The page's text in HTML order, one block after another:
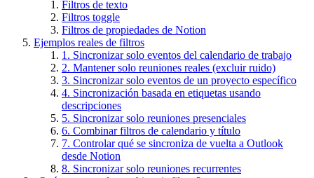
Filtros de texto
Filtros toggle
Filtros de propiedades de Notion
Ejemplos reales de filtros
1. Sincronizar solo eventos del calendario de trabajo
2. Mantener solo reuniones reales (excluir ruido)
3. Sincronizar solo eventos de un proyecto específico
4. Sincronización basada en etiquetas usando
descripciones
5. Sincronizar solo reuniones presenciales
6. Combinar filtros de calendario y título
7. Controlar qué se sincroniza de vuelta a Outlook
desde Notion
8. Sincronizar solo reuniones recurrentes